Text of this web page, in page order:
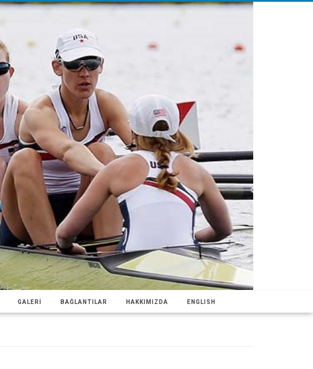
GALERİ BAĞLANTILAR HAKKIMIZDA ENGLISH